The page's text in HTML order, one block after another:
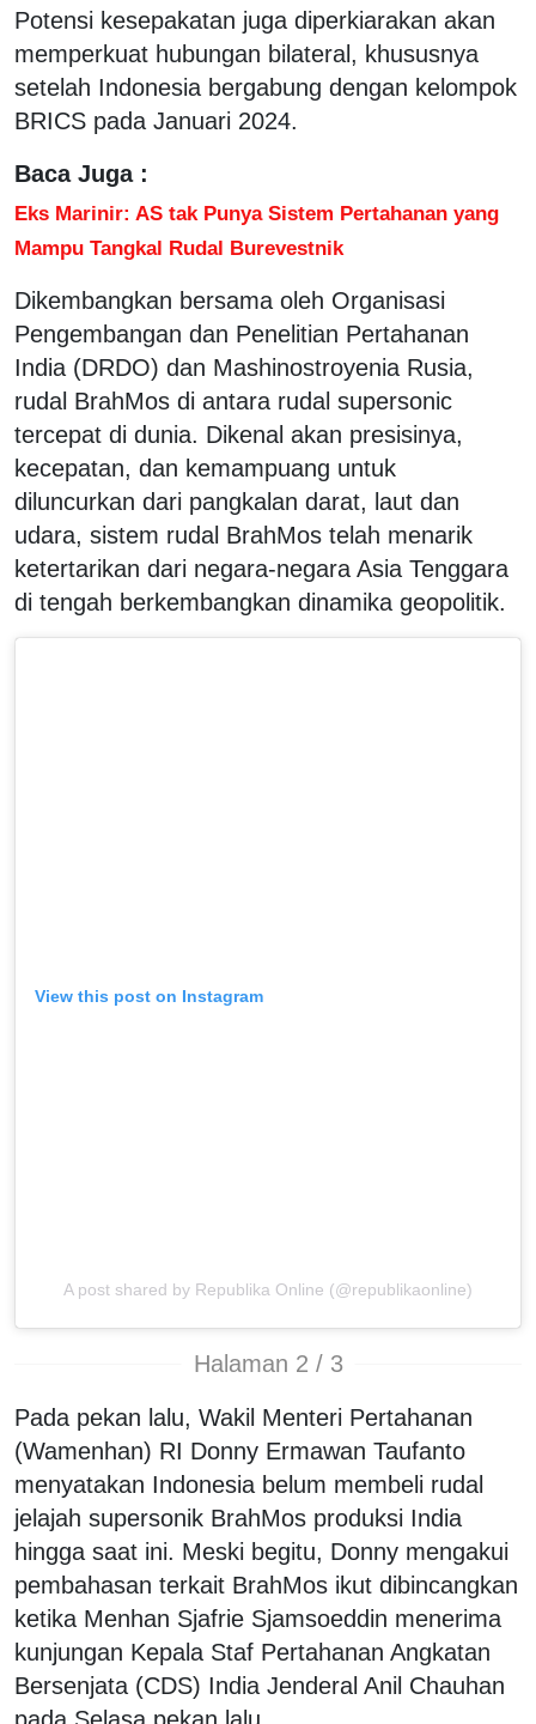
Potensi kesepakatan juga diperkiarakan akan
memperkuat hubungan bilateral, khususnya
setelah Indonesia bergabung dengan kelompok
BRICS pada Januari 2024.
Baca Juga :
Eks Marinir: AS tak Punya Sistem Pertahanan yang
Mampu Tangkal Rudal Burevestnik
Dikembangkan bersama oleh Organisasi
Pengembangan dan Penelitian Pertahanan
India (DRDO) dan Mashinostroyenia Rusia,
rudal BrahMos di antara rudal supersonic
tercepat di dunia. Dikenal akan presisinya,
kecepatan, dan kemampuang untuk
diluncurkan dari pangkalan darat, laut dan
udara, sistem rudal BrahMos telah menarik
ketertarikan dari negara-negara Asia Tenggara
di tengah berkembangkan dinamika geopolitik.
View this post on Instagram
A post shared by Republika Online (@republikaonline)
Halaman 2 / 3
Pada pekan lalu, Wakil Menteri Pertahanan
(Wamenhan) RI Donny Ermawan Taufanto
menyatakan Indonesia belum membeli rudal
jelajah supersonik BrahMos produksi India
hingga saat ini. Meski begitu, Donny mengakui
pembahasan terkait BrahMos ikut dibincangkan
ketika Menhan Sjafrie Sjamsoeddin menerima
kunjungan Kepala Staf Pertahanan Angkatan
Bersenjata (CDS) India Jenderal Anil Chauhan